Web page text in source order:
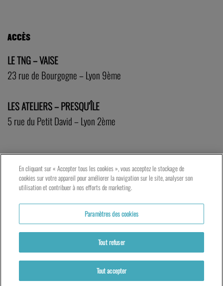
ACCÈS
LE TNG – VAISE
23 rue de Bourgogne – Lyon 9ème
LES ATELIERS – PRESQU’ÎLE
5 rue du Petit David – Lyon 2ème
Mentions légales
En cliquant sur « Accepter tous les cookies », vous acceptez le stockage de
cookies sur votre appareil pour améliorer la navigation sur le site, analyser son
utilisation et contribuer à nos efforts de marketing.
Paramètres des cookies
Tout refuser
Tout accepter